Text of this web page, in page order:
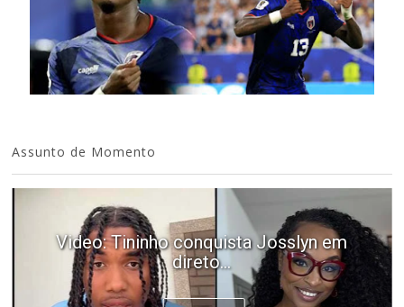
Assunto de Momento
Video: Tininho conquista Josslyn em
direto...